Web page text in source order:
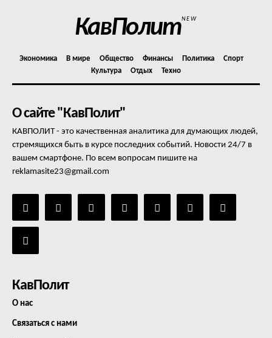
КавПолитNEW
Экономика В мире Общество Финансы Политика
Спорт
Культура
Отдых Техно
О сайте "КавПолит"
КАВПОЛИТ - это качественная аналитика для думающих людей,
стремящихся быть в курсе последних событий. Новости 24/7 в
вашем смартфоне. По всем вопросам пишите на
reklamasite23@gmail.com
КавПолит
О нас
Связаться с нами